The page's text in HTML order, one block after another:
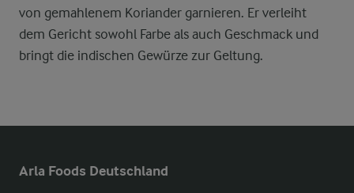
von gemahlenem Koriander garnieren. Er verleiht
dem Gericht sowohl Farbe als auch Geschmack und
bringt die indischen Gewürze zur Geltung.
Arla Foods Deutschland